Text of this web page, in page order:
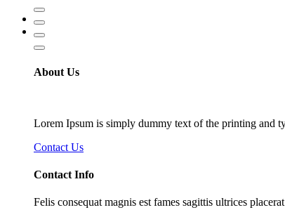
About Us
Lorem Ipsum is simply dummy text of the printing and
Contact Us
Contact Info
Felis consequat magnis est fames sagittis ultrices